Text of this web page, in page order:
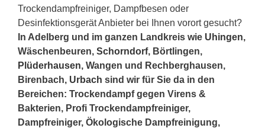
Trockendampfreiniger, Dampfbesen oder
Desinfektionsgerät Anbieter bei Ihnen vorort gesucht?
In Adelberg und im ganzen Landkreis wie Uhingen,
Wäschenbeuren, Schorndorf, Börtlingen,
Plüderhausen, Wangen und Rechberghausen,
Birenbach, Urbach sind wir für Sie da in den
Bereichen: Trockendampf gegen Virens &
Bakterien, Profi Trockendampfreiniger,
Dampfreiniger, Ökologische Dampfreinigung,